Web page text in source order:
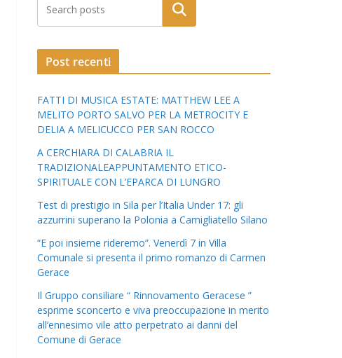
Post recenti
FATTI DI MUSICA ESTATE: MATTHEW LEE A
MELITO PORTO SALVO PER LA METROCITY E
DELIA A MELICUCCO PER SAN ROCCO
A CERCHIARA DI CALABRIA IL
TRADIZIONALEAPPUNTAMENTO ETICO-
SPIRITUALE CON L’EPARCA DI LUNGRO
Test di prestigio in Sila per l’Italia Under 17: gli
azzurrini superano la Polonia a Camigliatello Silano
“E poi insieme rideremo”. Venerdì 7 in Villa
Comunale si presenta il primo romanzo di Carmen
Gerace
Il Gruppo consiliare “ Rinnovamento Geracese ”
esprime sconcerto e viva preoccupazione in merito
all’ennesimo vile atto perpetrato ai danni del
Comune di Gerace